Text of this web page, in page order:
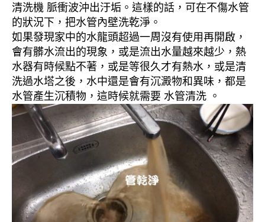
清洗機 脈衝波沖出汙垢。這樣的話，可在不傷水管
的狀況下，把水管內壁洗乾淨。
如果發現家中的水龍頭超過一周沒有使用再開啟，
會有髒水流出的現象，或是流出水量越來越少，熱
水器有時候點不著，或是等很久才有熱水，或是清
洗過水塔之後，水中還是會有沉澱物和異味，都是
水管產生沉積物，這時候就需要 水管清洗 。